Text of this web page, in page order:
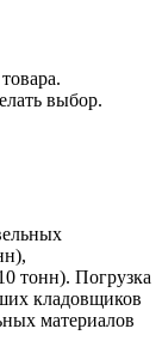
выбор.
тонн). Погрузка
кладовщиков
материалов